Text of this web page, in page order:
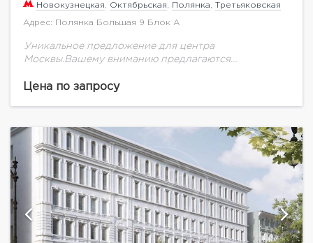
Новокузнецкая Октябрьская Полянка Третьяковская
Адрес: Полянка Большая 9 Блок А
Уникальное предложение для центра
Москвы.Вашему вниманию предлагаются
этаже.Окна квартиры выходят на улицу Большую
Цена по запросу